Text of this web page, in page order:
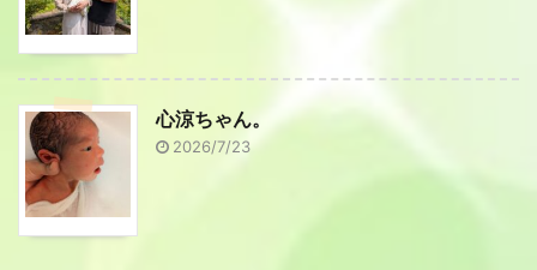
心涼ちゃん。
2026/7/23